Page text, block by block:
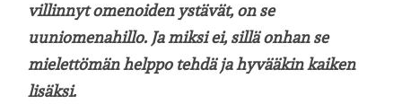
villinnyt omenoiden ystävät, on se
uuniomenahillo. Ja miksi ei, sillä onhan se
mielettömän helppo tehdä ja hyvääkin kaiken
lisäksi.